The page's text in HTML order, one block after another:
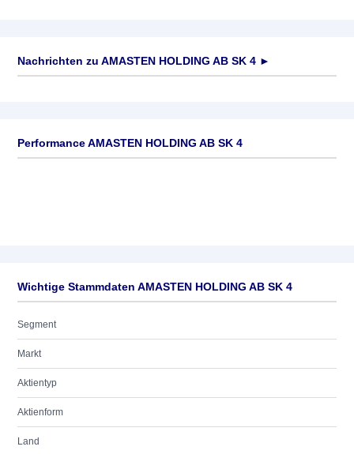
Nachrichten zu AMASTEN HOLDING AB SK 4 ►
Performance AMASTEN HOLDING AB SK 4
Wichtige Stammdaten AMASTEN HOLDING AB SK 4
Segment
Markt
Aktientyp
Aktienform
Land